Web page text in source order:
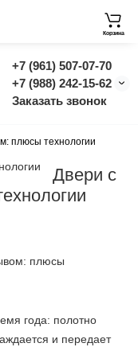
+7 (961) 507-07-70
+7 (988) 242-15-62
Заказать звонок
Корзина
плюсы технологии
Двери с
года: полотно
и передает